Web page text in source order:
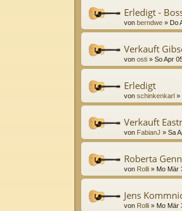
Erledigt -
von berndwe » Do
Verkauft
von osti » So Apr
Erledigt
von schinkenkarl »
Verkauft
von FabianJ » Sa
Roberta
von Rolli » Mo Mär
Jens
von Rolli » Mo Mär